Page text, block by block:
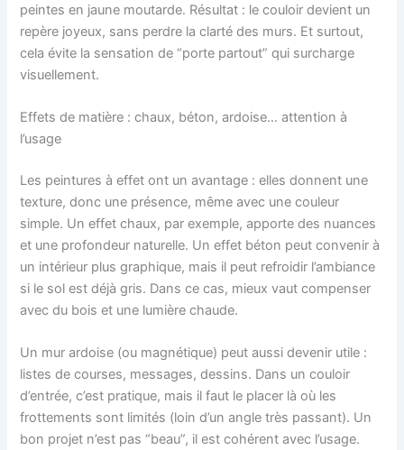
peintes en jaune moutarde. Résultat : le couloir devient un
repère joyeux, sans perdre la clarté des murs. Et surtout,
cela évite la sensation de “porte partout” qui surcharge
visuellement.
Effets de matière : chaux, béton, ardoise… attention à
l’usage
Les peintures à effet ont un avantage : elles donnent une
texture, donc une présence, même avec une couleur
simple. Un effet chaux, par exemple, apporte des nuances
et une profondeur naturelle. Un effet béton peut convenir à
un intérieur plus graphique, mais il peut refroidir l’ambiance
si le sol est déjà gris. Dans ce cas, mieux vaut compenser
avec du bois et une lumière chaude.
Un mur ardoise (ou magnétique) peut aussi devenir utile :
listes de courses, messages, dessins. Dans un couloir
d’entrée, c’est pratique, mais il faut le placer là où les
frottements sont limités (loin d’un angle très passant). Un
bon projet n’est pas “beau”, il est cohérent avec l’usage.